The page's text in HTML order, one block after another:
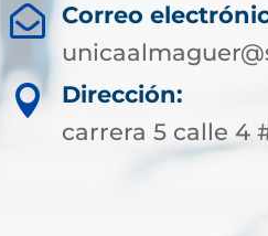

Correo

Dirección:
carrera 5 calle 4